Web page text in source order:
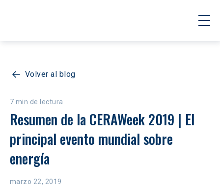
Volver al blog
7 min de lectura
Resumen de la CERAWeek 2019 | El
principal evento mundial sobre
energía
marzo 22, 2019